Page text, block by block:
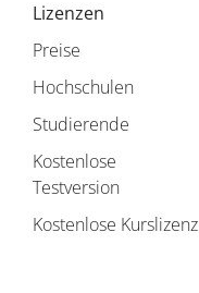
Lizenzen
Preise
Hochschulen
Studierende
Kostenlose
Testversion
Kostenlose Kurslizenz